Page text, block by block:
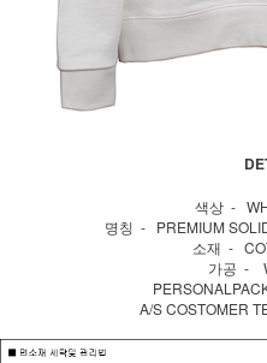
색상 -
명칭 - PREMIUM
소재 -
가공 -
A/S COSTOMER